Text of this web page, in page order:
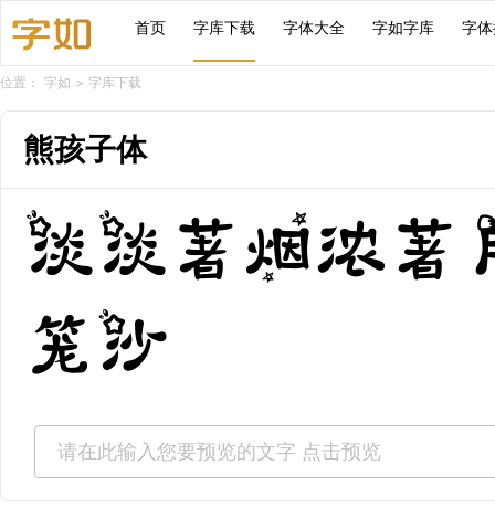
首页 字库下载 字体大全 字如字库 字
位置： 字如 > 字库下载
熊孩子体
淡淡著烟浓著
笼沙